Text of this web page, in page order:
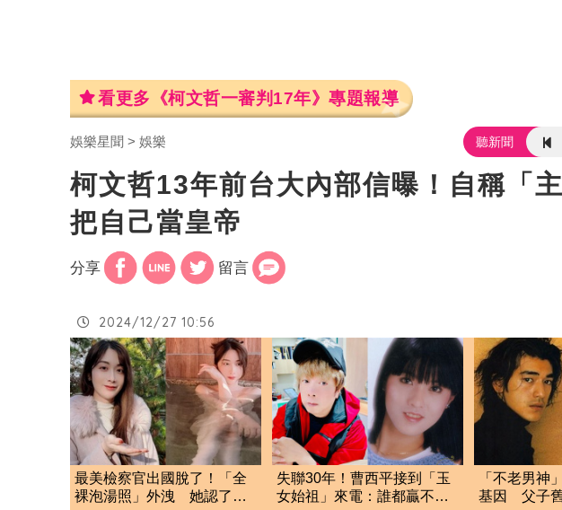
看更多《柯文哲一審判17年》專題報導
娛樂星聞 娛樂 聽新聞
柯文哲13年前台大內部信曝！自稱「
把自己當皇帝
分享 留言
2024/12/27 10:56
最美檢察官出國脫了！「全
裸泡湯照」外洩 她認了：
失聯30年！曹西平接到「玉
女始祖」來電：誰都贏不了
「不老男神
基因 父子